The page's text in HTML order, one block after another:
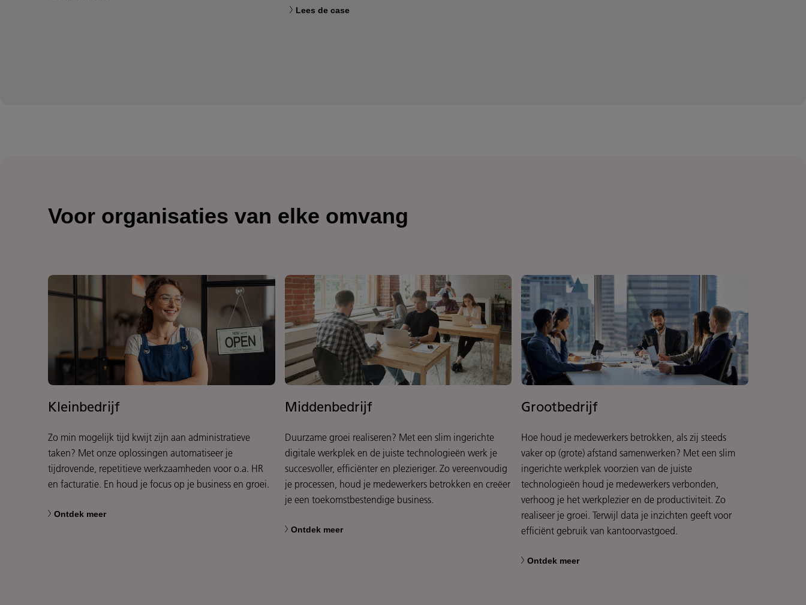
Lees de case
Voor organisaties van elke omvang
Kleinbedrijf
Zo min mogelijk tijd kwijt zijn aan administratieve
taken? Met onze oplossingen automatiseer je
tijdrovende, repetitieve werkzaamheden voor o.a. HR
en facturatie. En houd je focus op je business en groei.
Ontdek meer
Middenbedrijf
Duurzame groei realiseren? Met een slim ingerichte
digitale werkplek en de juiste technologieën werk je
succesvoller, efficiënter en plezieriger. Zo vereenvoudig
je processen, houd je medewerkers betrokken en creëer
je een toekomstbestendige business.
Ontdek meer
Grootbedrijf
Hoe houd je medewerkers betrokken, als zij steeds
vaker op (grote) afstand samenwerken? Met een slim
ingerichte werkplek voorzien van de juiste
technologieën houd je medewerkers verbonden,
verhoog je het werkplezier en de productiviteit. Zo
realiseer je groei. Terwijl data je inzichten geeft voor
efficiënt gebruik van kantoorvastgoed.
Ontdek meer